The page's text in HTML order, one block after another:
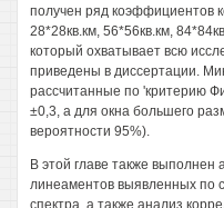
получен ряд коэффициентов
28*28кв.км, 56*56кв.км,
который охватывает всю
приведены в диссертации.
рассчитанные по 'критерию
±0,3, а для окна большего
вероятности 95%).
В этой главе также выполнен
линеаментов выявленных по
спектра, а также анализ